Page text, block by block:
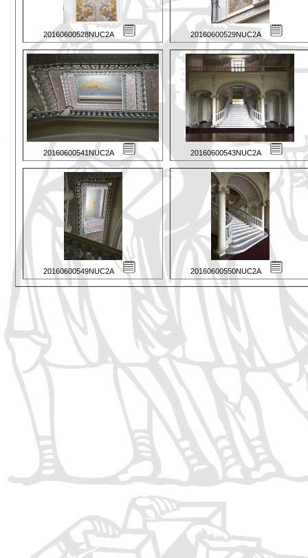
20160600528NUC2A 20160600529NUC2A
20160600541NUC2A 20160600543NUC2A
20160600549NUC2A 20160600550NUC2A